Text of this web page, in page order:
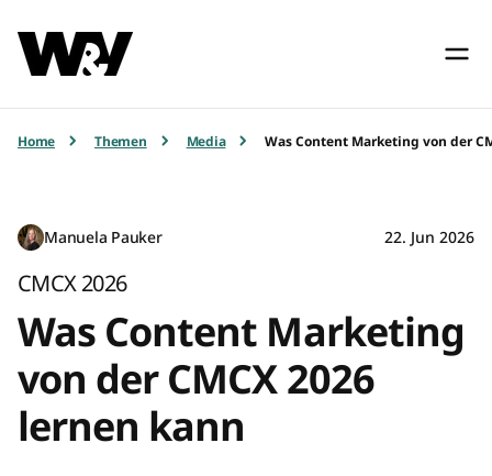
Home Themen Media Was Content Marketing von der
Manuela Pauker 22. Jun 2026
CMCX 2026
Was Content Marketing
von der CMCX 2026
lernen kann